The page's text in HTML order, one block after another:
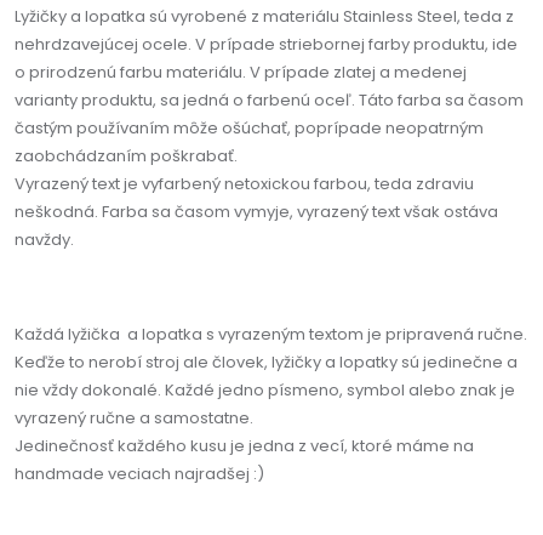
Lyžičky a lopatka sú vyrobené z materiálu Stainless Steel, teda z
nehrdzavejúcej ocele. V prípade striebornej farby produktu, ide
o prirodzenú farbu materiálu. V prípade zlatej a medenej
varianty produktu, sa jedná o farbenú oceľ. Táto farba sa časom
častým používaním môže ošúchať, poprípade neopatrným
zaobchádzaním poškrabať.
Vyrazený text je vyfarbený netoxickou farbou, teda zdraviu
neškodná. Farba sa časom vymyje, vyrazený text však ostáva
navždy.
Každá lyžička a lopatka s vyrazeným textom je pripravená ručne.
Keďže to nerobí stroj ale človek, lyžičky a lopatky sú jedinečne a
nie vždy dokonalé. Každé jedno písmeno, symbol alebo znak je
vyrazený ručne a samostatne.
Jedinečnosť každého kusu je jedna z vecí, ktoré máme na
handmade veciach najradšej :)